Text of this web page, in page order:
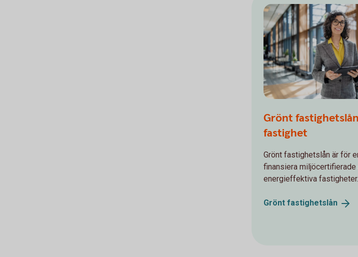
Grönt
fastighet
Grönt fastighetslån är för
finansiera miljöcertifierade
energieffektiva fastigheter.
Grönt fastighetslån